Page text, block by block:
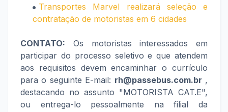
Transportes Marvel realizará seleção e
contratação de motoristas em 6 cidades
CONTATO: Os motoristas interessados em
participar do processo seletivo e que atendem
aos requisitos devem encaminhar o currículo
para o seguinte E-mail: rh@passebus.com.br ,
destacando no assunto "MOTORISTA CAT.E",
ou entrega-lo pessoalmente na filial da